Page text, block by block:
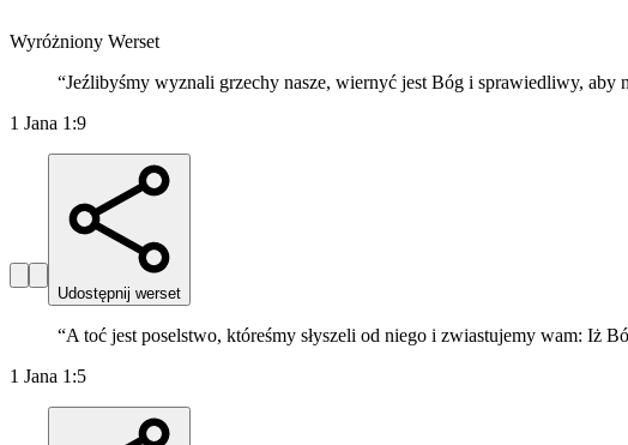
Wyróżniony Werset
“Jeźlibyśmy wyznali grzechy nasze, wiernyć jest Bóg i sprawiedliwy, aby
1 Jana 1:9
Udostępnij werset
“A toć jest poselstwo, któreśmy słyszeli od niego i zwiastujemy wam: Iż
1 Jana 1:5